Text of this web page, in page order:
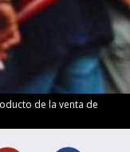
de la venta de